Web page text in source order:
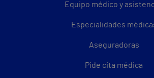
Equipo médico y
Especialidades
Aseguradoras
Pide cita médica